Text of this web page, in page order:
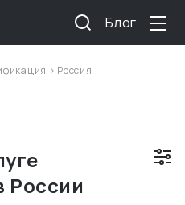
Блог
> Россия
России